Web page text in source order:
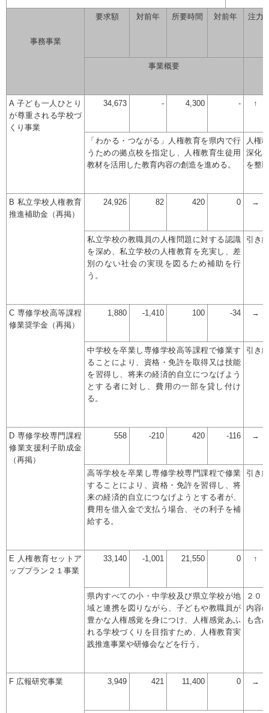
事務事業
要求額 対前年 所要時間 対前年 注力
事業概要
A 子ども一人ひとり
が尊重される学校づ
くり事業
34,673 - 4,300 - ↑
「わかる・つながる」人権教育を県内で行
うための拠点校を指定し、人権教育生徒用
教材を活用した教育内容の創造を進める。
人権
深化
を整
B 私立学校人権教育
推進補助金（再掲）
24,926 82 420 0 →
私立学校の教職員の人権問題に対する認識
を深め、私立学校の人権教育を充実し、差
別のない社会の実現を図るため補助を行
う。
引き
C 専修学校高等課程
修業奨学金（再掲）
1,880 -1,410 100 -34 →
中学校を卒業し専修学校高等課程で修業す
ることにより、資格・免許を取得又は技能
を習得し、将来の経済的自立につなげよう
とする者に対し、費用の一部を貸し付け
る。
引き
D 専修学校専門課程
修業支援利子助成金
（再掲）
558 -210 420 -116 →
高等学校を卒業し専修学校専門課程で修業
することにより、資格・免許を習得し、将
来の経済的自立につなげようとする者が、
費用を借入金で支払う場合、その利子を補
給する。
引き
E 人権教育セットア
ッププラン２１事業
33,140 -1,001 21,550 0 ↑
県内すべての小・中学校及び県立学校が地
域と連携を図りながら、子どもや教職員が
豊かな人権感覚を身につけ、人権感覚あふ
れる学校づくりを目指すため、人権教育実
践推進事業や研修会などを行う。
２０
内容
も含
F 広報研究事業 3,949 421 11,400 0 →